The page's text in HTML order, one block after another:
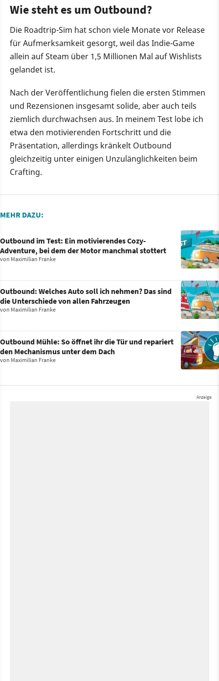
Wie steht es um Outbound?
Die Roadtrip-Sim hat schon viele Monate vor Release
für Aufmerksamkeit gesorgt, weil das Indie-Game
allein auf Steam über 1,5 Millionen Mal auf Wishlists
gelandet ist.
Nach der Veröffentlichung fielen die ersten Stimmen
und Rezensionen insgesamt solide, aber auch teils
ziemlich durchwachsen aus. In meinem Test lobe ich
etwa den motivierenden Fortschritt und die
Präsentation, allerdings kränkelt Outbound
gleichzeitig unter einigen Unzulänglichkeiten beim
Crafting.
MEHR DAZU:
Outbound im Test: Ein motivierendes Cozy-
Adventure, bei dem der Motor manchmal stottert
von Maximilian Franke
Outbound: Welches Auto soll ich nehmen? Das sind
die Unterschiede von allen Fahrzeugen
von Maximilian Franke
Outbound Mühle: So öffnet ihr die Tür und repariert
den Mechanismus unter dem Dach
von Maximilian Franke